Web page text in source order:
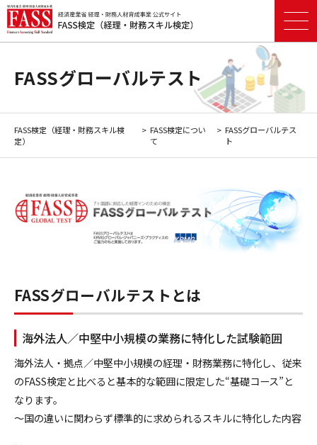
FASSグローバルテスト
FASS検定（経理・財務スキル検
定）
FASS検定につい
て
FASSグローバルテス
ト
FASSグローバルテストとは
海外法人／中堅中小規模の業務に特化した試験範囲
海外法人・拠点／中堅中小規模の経理・財務業務に特化し、従来
のFASS検定と比べると基本的な範囲に限定した“基礎コース”と
なります。
～国の違いに関わらず標準的に求められるスキルに特化した内容